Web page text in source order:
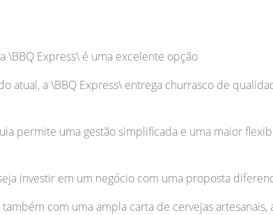
\BBQ Express\ é uma excelente opção
atual, a \BBQ Express\ entrega churrasco de
permite uma gestão simplificada e uma maior
investir em um negócio com uma proposta
com uma ampla carta de cervejas